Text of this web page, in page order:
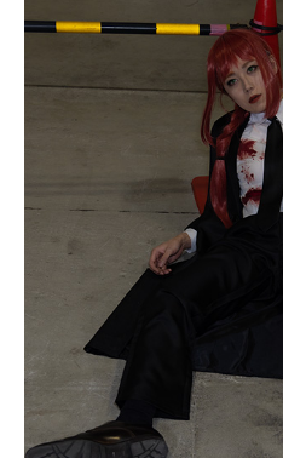
進化するPCとデバイスの未来
好きが集まる 比べて選べる
ビジネスと働き方のヒント
AI活用のいまが分かる
企業ITのトレンドを詳説
経営リーダーのコミュニティ
マーケ×ITの今がよく分かる
ITエンジニア向け専門サイト